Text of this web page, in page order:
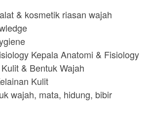
& kosmetik riasan wajah
Kepala Anatomi & Fisiology
& Bentuk Wajah
Kulit
wajah, mata, hidung, bibir